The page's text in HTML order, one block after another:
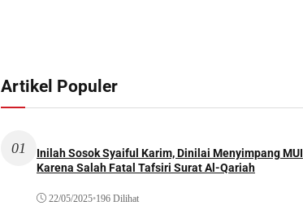
Artikel Populer
01
Inilah Sosok Syaiful Karim, Dinilai Menyimpang MUI
Karena Salah Fatal Tafsiri Surat Al-Qariah
22/05/2025•196 Dilihat